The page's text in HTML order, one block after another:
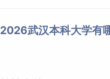
2026武汉本科大学有